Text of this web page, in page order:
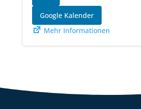
Google Kalender
Mehr Informationen